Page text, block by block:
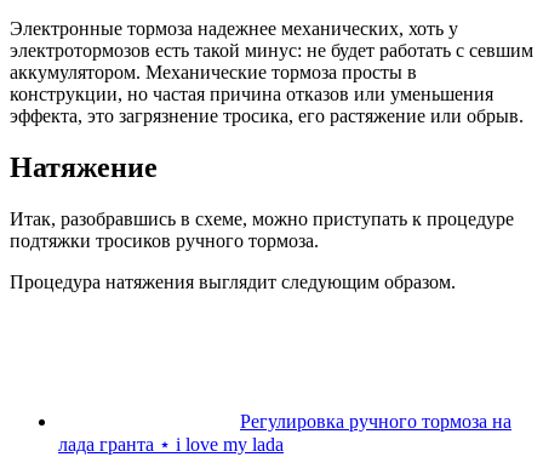
Электронные тормоза надежнее механических, хоть у
электротормозов есть такой минус: не будет работать с севшим
аккумулятором. Механические тормоза просты в
конструкции, но частая причина отказов или уменьшения
эффекта, это загрязнение тросика, его растяжение или обрыв.
Натяжение
Итак, разобравшись в схеме, можно приступать к процедуре
подтяжки тросиков ручного тормоза.
Процедура натяжения выглядит следующим образом.
Регулировка ручного тормоза на
лада гранта ⋆ i love my lada